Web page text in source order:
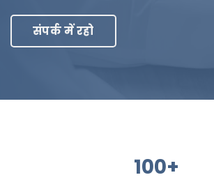
संपर्क में रहो
100+